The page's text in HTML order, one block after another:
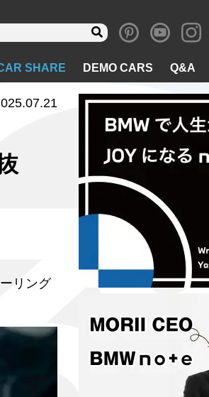
SHARE DEMO CARS Q&A
リング